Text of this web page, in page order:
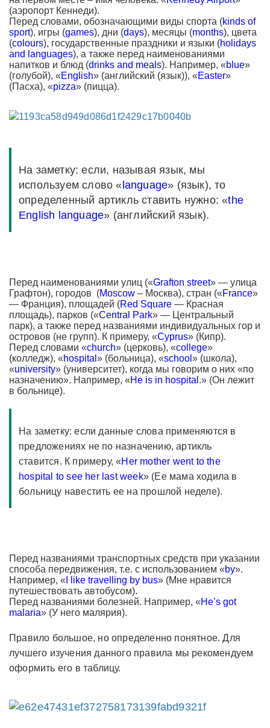
(аэропорт Кеннеди).
Перед словами, обозначающими виды спорта (kinds of
sport), игры (games), дни (days), месяцы (months), цвета
(colours), государственные праздники и языки (holidays
and languages), а также перед наименованиями
напитков и блюд (drinks and meals). Например, «blue»
(голубой), «English» (английский (язык)), «Easter»
(Пасха), «pizza» (пицца).
На заметку: если, называя язык, мы
используем слово « language» (язык), то
определенный артикль ставить нужно: «the
English language» (английский язык).
Перед наименованиями улиц («Grafton street» — улица
Графтон), городов (Moscow – Москва), стран («France»
— Франция), площадей (Red Square — Красная
площадь), парков («Central Park» — Центральный
парк), а также перед названиями индивидуальных гор и
островов (не групп). К примеру, «Cyprus» (Кипр).
Перед словами «church» (церковь), «college»
(колледж), «hospital » (больница), «school » (школа),
«university» (университет), когда мы говорим о них «по
назначению». Например, «He is in hospital .» (Он лежит
в больнице).
На заметку: если данные слова применяются в
предложениях не по назначению, артикль
ставится. К примеру, «Her mother went to the
hospital to see her last week» (Ее мама ходила в
больницу навестить ее на прошлой неделе).
Перед названиями транспортных средств при указании
способа передвижения, т.е. с использованием «by».
Например, « I like travelling by bus» (Мне нравится
путешествовать автобусом).
Перед названиями болезней. Например, «He’s got
malaria» (У него малярия).
Правило большое, но определенно понятное. Для
лучшего изучения данного правила мы рекомендуем
оформить его в таблицу.